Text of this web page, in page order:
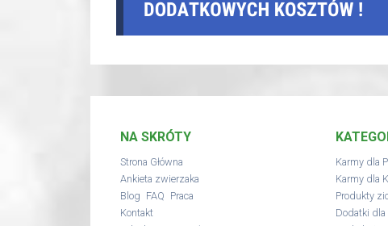
NA SKRÓTY
Strona Główna
Ankieta zwierzaka
Blog FAQ Praca
Kontakt
Karmy dla
Karmy dla
Produkty
Dodatki